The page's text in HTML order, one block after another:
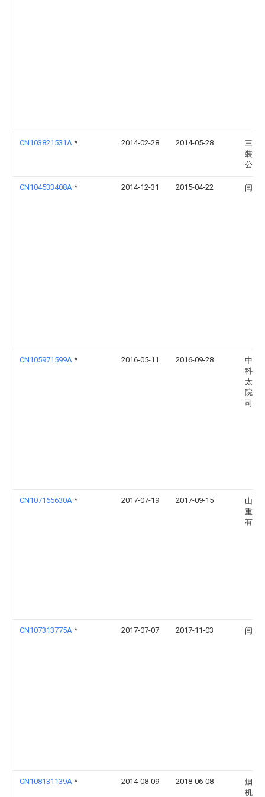
CN103821531A * 2014-02-28 2014-05-28
三一
装备
公司
CN104533408A * 2014-12-31 2015-04-22 闫振
CN105971599A * 2016-05-11 2016-09-28
中国
科工
太原
院有
司
CN107165630A * 2017-07-19 2017-09-15
山西
重工
有限
CN107313775A * 2017-07-07 2017-11-03 闫琳
CN108131139A * 2014-08-09 2018-06-08
烟台
机械